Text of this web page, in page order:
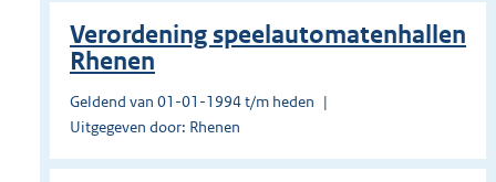
Verordening speelautomatenhallen
Rhenen
Geldend van 01-01-1994 t/m heden
Uitgegeven door: Rhenen